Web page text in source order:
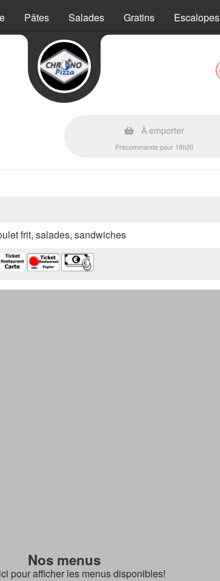
Pâtes Salades Gratins Escalopes
À emporter
Précommande pour 18h20
frit, salades, sandwiches
Nos menus
pour afficher les menus disponibles!